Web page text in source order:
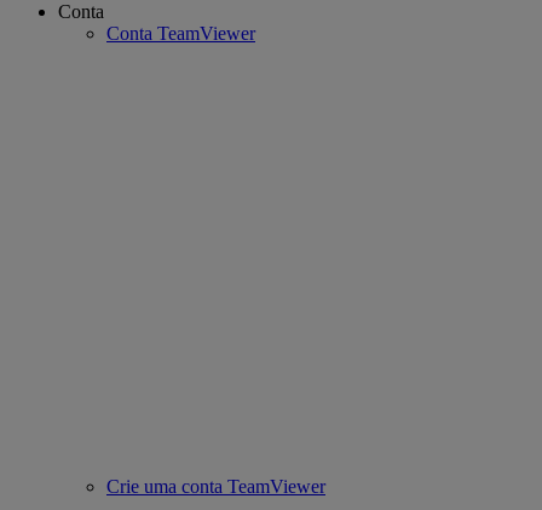
Conta
Conta TeamViewer
Crie uma conta TeamViewer